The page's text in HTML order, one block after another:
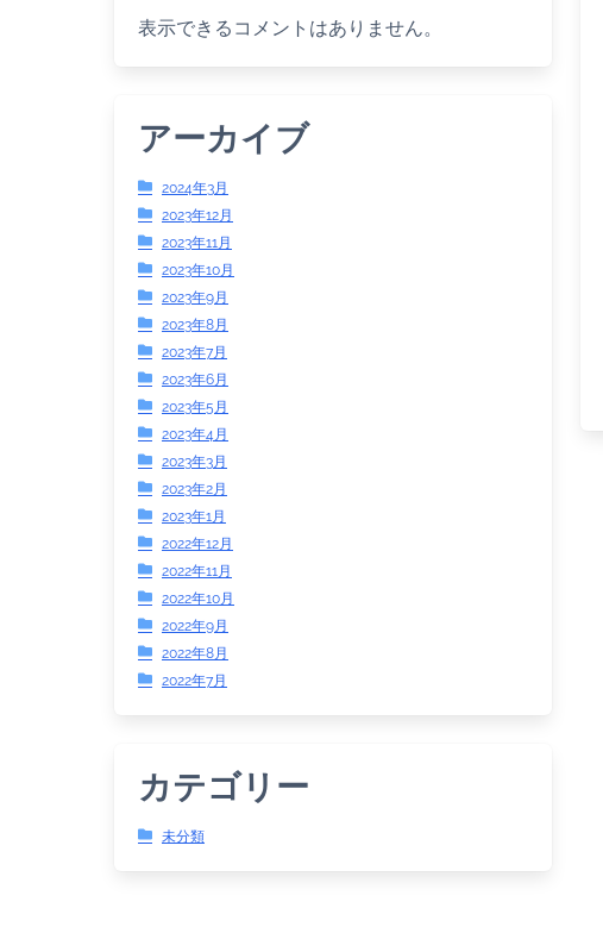
表示できるコメントはありません。
アーカイブ
2024年3月
2023年12月
2023年11月
2023年10月
2023年9月
2023年8月
2023年7月
2023年6月
2023年5月
2023年4月
2023年3月
2023年2月
2023年1月
2022年12月
2022年11月
2022年10月
2022年9月
2022年8月
2022年7月
カテゴリー
未分類